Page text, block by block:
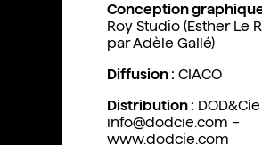
Conception
Roy Studio (Esther Le
par Adèle Gallé)
Diffusion : CIACO
Distribution :
info@dodcie.com –
www.dodcie.com